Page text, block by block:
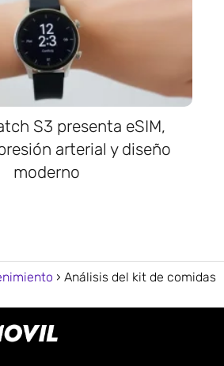
S3 presenta eSIM,
arterial y diseño
moderno
Análisis del kit de comidas